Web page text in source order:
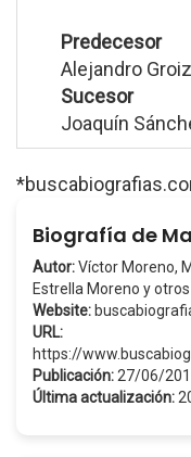
Predecesor
Alejandro
Sucesor
Joaquín
Biografía de
Autor:Víctor Moreno,
Estrella Moreno y otros
Website:
URL:
https://
Publicación: 27/06/
Última actualización: